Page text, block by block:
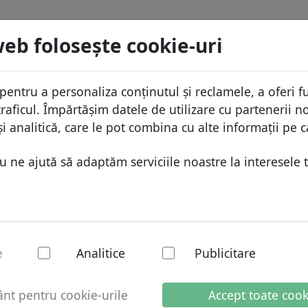
foloseşte cookie-uri
a personaliza conținutul și reclamele, a oferi
Împărtășim datele de utilizare cu partenerii
analitică, care le pot combina cu alte informații pe
ne ajută să adaptăm serviciile noastre la interesele
Analitice Publicitare
pentru cookie-urile
Accept toate
domeniilor
Domenii africane
Domenii asiatice
Domenii europene
Domenii australiene
de preţuri
Caută
Protecţia ID
Gazduire DNS
WHOIS
Blog
De
.xin Caută
Domenii noi
lucrătoare